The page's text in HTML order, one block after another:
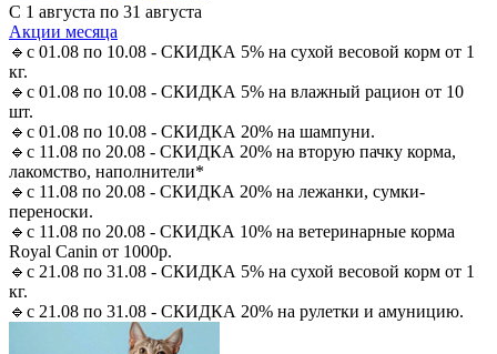
С 1 августа по 31 августа
Акции месяца
🔹с 01.08 по 10.08 - СКИДКА 5% на сухой весовой корм от 1
кг.
🔹с 01.08 по 10.08 - СКИДКА 5% на влажный рацион от 10
шт.
🔹с 01.08 по 10.08 - СКИДКА 20% на шампуни.
🔹с 11.08 по 20.08 - СКИДКА 20% на вторую пачку корма,
лакомство, наполнители*
🔹с 11.08 по 20.08 - СКИДКА 20% на лежанки, сумки-
переноски.
🔹с 11.08 по 20.08 - СКИДКА 10% на ветеринарные корма
Royal Canin от 1000р.
🔹с 21.08 по 31.08 - СКИДКА 5% на сухой весовой корм от 1
кг.
🔹с 21.08 по 31.08 - СКИДКА 20% на рулетки и амуницию.